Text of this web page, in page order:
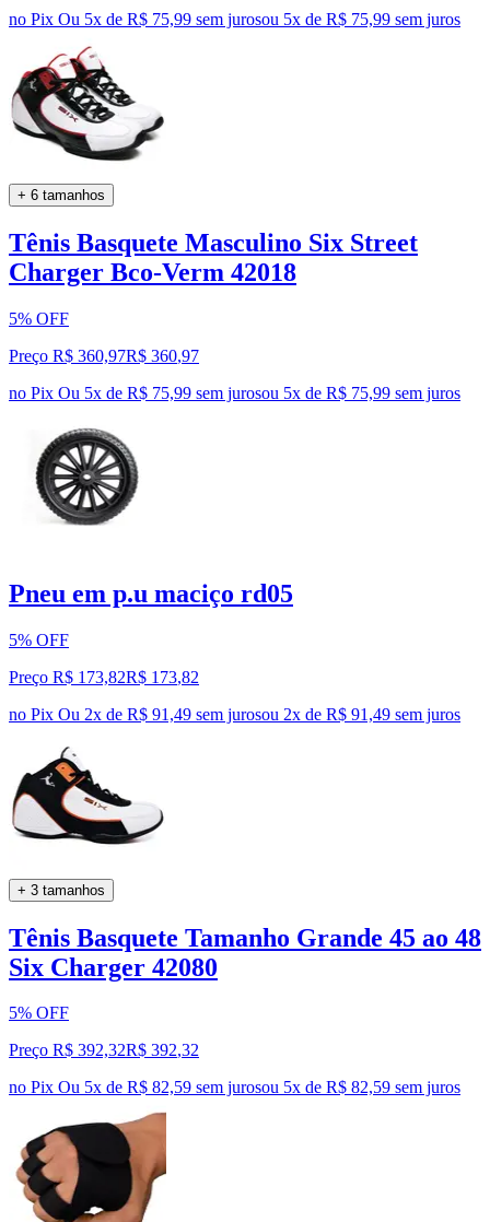
no Pix Ou 5x de R$ 75,99 sem jurosou 5x de R$ 75,99 sem juros
+ 6 tamanhos
Tênis Basquete Masculino Six Street
Charger Bco-Verm 42018
5% OFF
Preço R$ 360,97R$ 360,97
no Pix Ou 5x de R$ 75,99 sem jurosou 5x de R$ 75,99 sem juros
Pneu em p.u maciço rd05
5% OFF
Preço R$ 173,82R$ 173,82
no Pix Ou 2x de R$ 91,49 sem jurosou 2x de R$ 91,49 sem juros
+ 3 tamanhos
Tênis Basquete Tamanho Grande 45 ao 48
Six Charger 42080
5% OFF
Preço R$ 392,32R$ 392,32
no Pix Ou 5x de R$ 82,59 sem jurosou 5x de R$ 82,59 sem juros